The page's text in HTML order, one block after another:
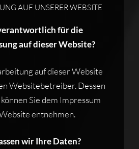
AUF UNSERER WEBSITE
für die
auf dieser Website?
auf dieser Website
Websitebetreiber. Dessen
Sie dem Impressum
entnehmen.
wir Ihre Daten?